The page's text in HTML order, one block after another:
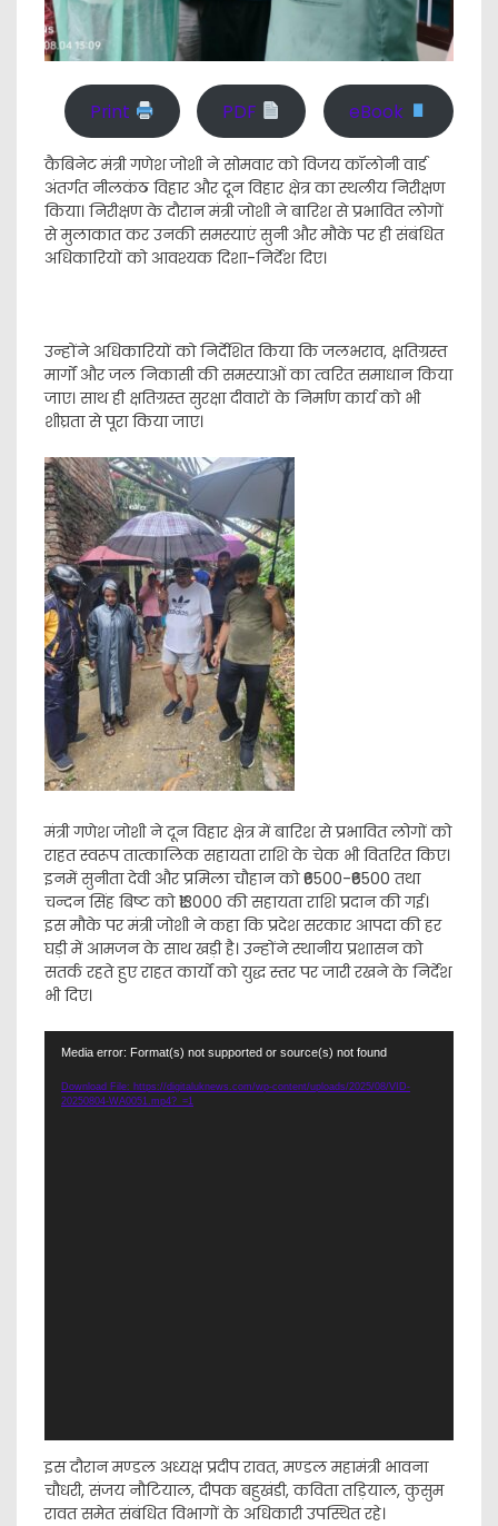
Print PDF eBook
कैबिनेट मंत्री गणेश जोशी ने सोमवार को विजय कॉलोनी वार्ड
अंतर्गत नीलकंठ विहार और दून विहार क्षेत्र का स्थलीय निरीक्षण
किया। निरीक्षण के दौरान मंत्री जोशी ने बारिश से प्रभावित लोगों
से मुलाकात कर उनकी समस्याएं सुनी और मौके पर ही संबंधित
अधिकारियों को आवश्यक दिशा-निर्देश दिए।
उन्होंने अधिकारियों को निर्देशित किया कि जलभराव, क्षतिग्रस्त
मार्गों और जल निकासी की समस्याओं का त्वरित समाधान किया
जाए। साथ ही क्षतिग्रस्त सुरक्षा दीवारों के निर्माण कार्य को भी
शीघ्रता से पूरा किया जाए।
मंत्री गणेश जोशी ने दून विहार क्षेत्र में बारिश से प्रभावित लोगों को
राहत स्वरूप तात्कालिक सहायता राशि के चेक भी वितरित किए।
इनमें सुनीता देवी और प्रमिला चौहान को ₹6500-₹6500 तथा
चन्दन सिंह बिष्ट को ₹13000 की सहायता राशि प्रदान की गई।
इस मौके पर मंत्री जोशी ने कहा कि प्रदेश सरकार आपदा की हर
घड़ी में आमजन के साथ खड़ी है। उन्होंने स्थानीय प्रशासन को
सतर्क रहते हुए राहत कार्यों को युद्ध स्तर पर जारी रखने के निर्देश
भी दिए।
Media error: Format(s) not supported or source(s) not found
Download File: https://digitaluknews.com/wp-content/uploads/2025/08/VID-
20250804-WA0051.mp4?_=1
इस दौरान मण्डल अध्यक्ष प्रदीप रावत, मण्डल महामंत्री भावना
चौधरी, संजय नौटियाल, दीपक बहुखंडी, कविता तड़ियाल, कुसुम
रावत समेत संबंधित विभागों के अधिकारी उपस्थित रहे।